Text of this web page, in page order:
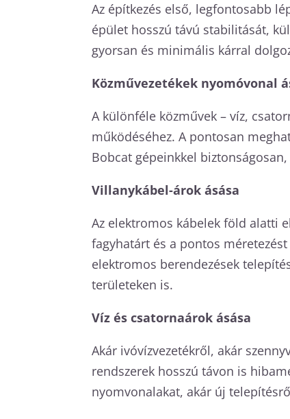
Az építkezés első, legfontosabb
épület hosszú távú stabilitását,
gyorsan és minimális kárral
Közművezetékek nyomóvonal
A különféle közművek – víz,
működéséhez. A pontosan
Bobcat gépeinkkel
Villanykábel-árok ásása
Az elektromos kábelek föld alatti
fagyhatárt és a pontos
elektromos berendezések
területeken is.
Víz és csatornaárok ásása
Akár ivóvízvezetékről, akár
rendszerek hosszú távon is
nyomvonalakat, akár új